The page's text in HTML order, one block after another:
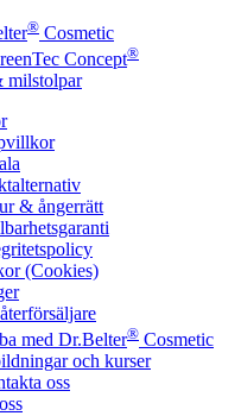
® Cosmetic
Concept®
milstolpar
& ångerrätt
(Cookies)
med Dr.Belter® Cosmetic
och kurser
oss